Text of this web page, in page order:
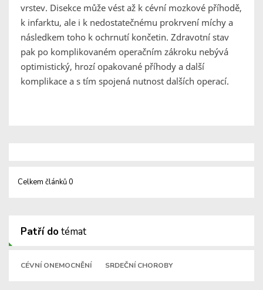
vrstev. Disekce může vést až k cévní mozkové příhodě,
k infarktu, ale i k nedostatečnému prokrvení míchy a
následkem toho k ochrnutí končetin. Zdravotní stav
pak po komplikovaném operačním zákroku nebývá
optimistický, hrozí opakované příhody a další
komplikace a s tím spojená nutnost dalších operací.
Celkem článků 0
Patří dotémat
CÉVNÍ ONEMOCNĚNÍ SRDEČNÍ CHOROBY